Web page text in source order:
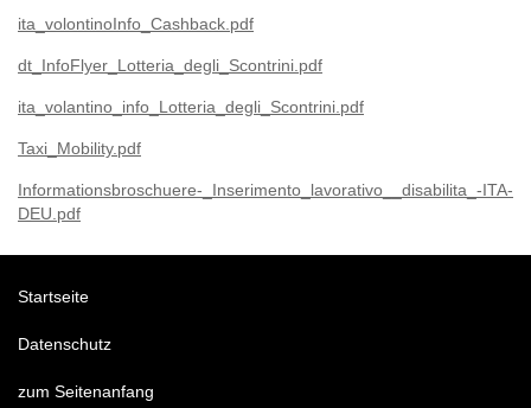
ita_volontinoInfo_Cashback.pdf
dt_InfoFlyer_Lotteria_degli_Scontrini.pdf
ita_volantino_info_Lotteria_degli_Scontrini.pdf
Taxi_Mobility.pdf
Informationsbroschuere-_Inserimento_lavorativo__disabilita_-ITA-
DEU.pdf
Startseite
Datenschutz
zum Seitenanfang